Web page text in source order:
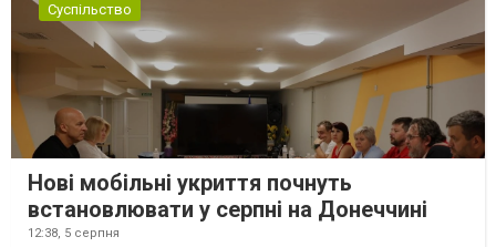
Суспільство
Нові мобільні укриття почнуть
встановлювати у серпні на Донеччині
12:38, 5 серпня